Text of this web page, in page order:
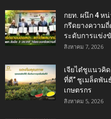
กยท. ผนึก 4 ห
กรีดยางความ
ระดับการแข่ง
สิงหาคม 7, 2026
เจียไต๋ชูแนวคิ
ที่ดี” ชูเมล็ดพั
เกษตรกร
สิงหาคม 5, 2026